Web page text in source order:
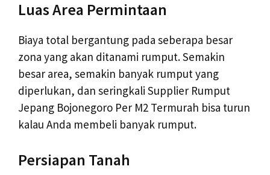
Luas Area Permintaan
Biaya total bergantung pada seberapa besar
zona yang akan ditanami rumput. Semakin
besar area, semakin banyak rumput yang
diperlukan, dan seringkali Supplier Rumput
Jepang Bojonegoro Per M2 Termurah bisa turun
kalau Anda membeli banyak rumput.
Persiapan Tanah